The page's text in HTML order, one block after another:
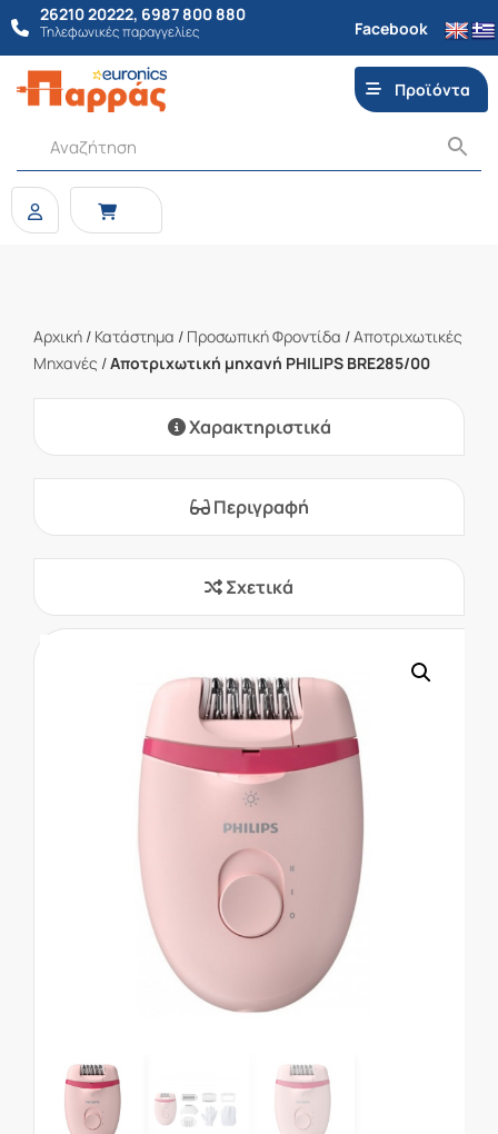
26210 20222, 6987 800 880
Τηλεφωνικές παραγγελίες Facebook
Προϊόντα
Αρχική / Κατάστημα / Προσωπική Φροντίδα /Αποτριχωτικές
Μηχανές /Αποτριχωτική μηχανή PHILIPS BRE285/00
Χαρακτηριστικά
Περιγραφή
Σχετικά